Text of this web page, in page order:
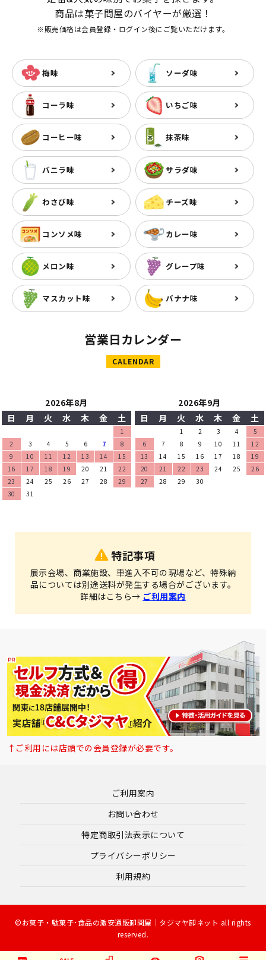
商品は菓子問屋のバイヤーが厳選！
※販売価格は会員登録・ログイン後にご覧いただけます。
梅味 ソーダ味
コーラ味 いちご味
コーヒー味 抹茶味
バニラ味 サラダ味
わさび味 チーズ味
コンソメ味 カレー味
メロン味 グレープ味
マスカット味 バナナ味
営業日カレンダー
CALENDAR
2026年8月
日
月 火 水 木 金 土
1
2
3 4 5 6 7
8
9
10 11 12 13 14
15
16
17 18 19 20 21
22
23
24 25 26 27 28
29
30
31
2026年9月
日
月 火 水 木 金 土
1 2 3 4
5
6
7 8 9 10 11
12
13
14 15 16 17 18
19
20
21 22 23 24 25
26
27
28 29 30
特記事項
展示会場、商業施設、車進入不可の現場など、特殊納
品については別途送料が発生する場合がございます。
詳細はこちら→ ご利用案内
↑ご利用には店頭での会員登録が必要です。
ご利用案内
お問い合わせ
特定商取引法表示について
プライバシーポリシー
利用規約
©お菓子・駄菓子･食品の激安通販卸問屋｜タジマヤ卸ネット all rights
reserved.